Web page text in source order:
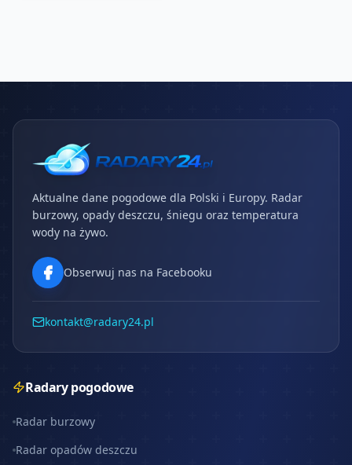
Aktualne dane pogodowe dla Polski i Europy. Radar
burzowy, opady deszczu, śniegu oraz temperatura
wody na żywo.
Obserwuj nas na Facebooku
kontakt@radary24.pl
Radary pogodowe
Radar burzowy
Radar opadów deszczu